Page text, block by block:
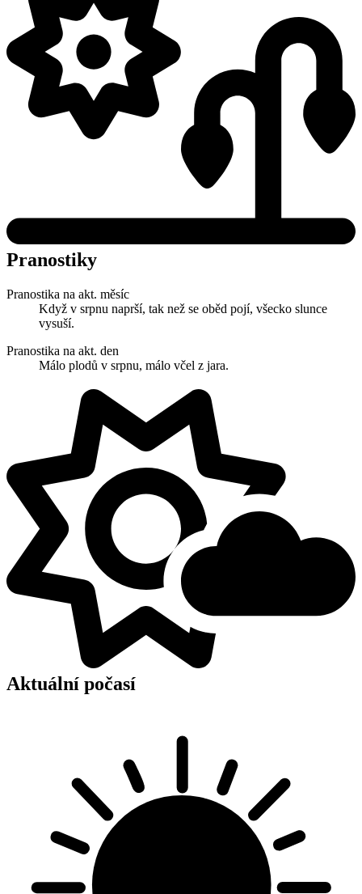
Pranostiky
Pranostika na akt. měsíc
Když v srpnu naprší, tak než se oběd pojí, všecko slunce
vysuší.
Pranostika na akt. den
Málo plodů v srpnu, málo včel z jara.
Aktuální počasí